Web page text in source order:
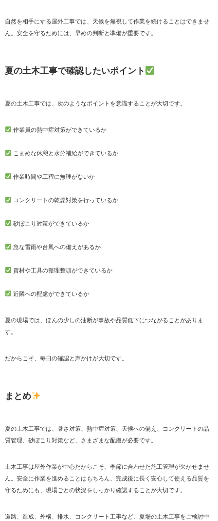
自然を相手にする屋外工事では、天候を無視して作業を続けることはできませ
ん。安全を守るためには、早めの判断と準備が重要です。
夏の土木工事で確認したいポイント
夏の土木工事では、次のようなポイントを意識することが大切です。
作業員の熱中症対策ができているか
こまめな休憩と水分補給ができているか
作業時間や工程に無理がないか
コンクリートの乾燥対策を行っているか
砂ぼこり対策ができているか
急な雷雨や台風への備えがあるか
資材や工具の整理整頓ができているか
近隣への配慮ができているか
夏の現場では、ほんの少しの油断が事故や品質低下につながることがありま
す。
だからこそ、毎日の確認と声かけが大切です。
まとめ
夏の土木工事では、暑さ対策、熱中症対策、天候への備え、コンクリートの品
質管理、砂ぼこり対策など、さまざまな配慮が必要です。
土木工事は屋外作業が中心だからこそ、季節に合わせた施工管理が欠かせませ
ん。安全に作業を進めることはもちろん、完成後に長く安心して使える品質を
守るためにも、現場ごとの状況をしっかり確認することが大切です。
道路、造成、外構、排水、コンクリート工事など、夏場の土木工事をご検討中